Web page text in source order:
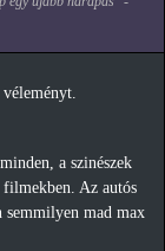
a szinészek
Az autós
semmilyen mad max